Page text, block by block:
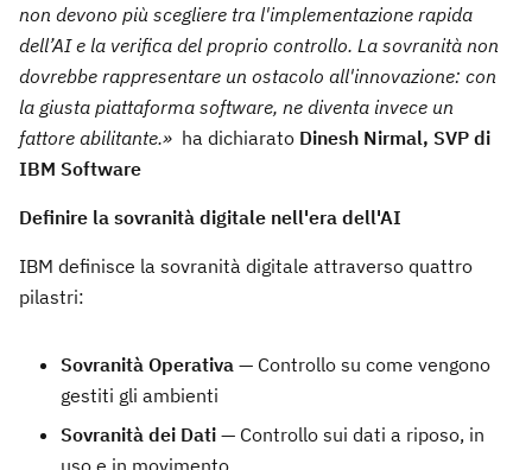
non devono più scegliere tra l'implementazione rapida
dell’AI e la verifica del proprio controllo. La sovranità non
dovrebbe rappresentare un ostacolo all'innovazione: con
la giusta piattaforma software, ne diventa invece un
fattore abilitante.» ha dichiarato Dinesh Nirmal, SVP di
IBM Software
Definire la sovranità digitale nell'era dell'AI
IBM definisce la sovranità digitale attraverso quattro
pilastri:
Sovranità Operativa — Controllo su come vengono
gestiti gli ambienti
Sovranità dei Dati — Controllo sui dati a riposo, in
uso e in movimento